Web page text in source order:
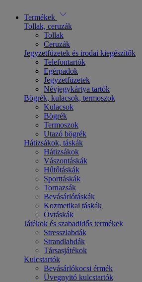
Termékek
Tollak, ceruzák
Tollak
Ceruzák
Jegyzetfüzetek és irodai kiegészítők
Telefontartók
Egérpadok
Jegyzetfüzetek
Névjegykártya tartók
Bögrék, kulacsok, termoszok
Kulacsok
Bögrék
Termoszok
Utazó bögrék
Hátizsákok, táskák
Hátizsákok
Vászontáskák
Hűtőtáskák
Sporttáskák
Tornazsák
Bevásárlótáskák
Kozmetikai táskák
Övtáskák
Játékok és szabadidős termékek
Stresszlabdák
Strandlabdák
Társasjátékok
Kulcstartók
Bevásárlókocsi érmék
Üvegnyitó kulcstartók